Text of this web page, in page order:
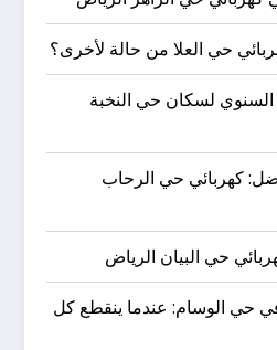
حي العلا من حالة لأخرى؟
السنوي لسكان حي النخبة
كهربائي حي الرحاب
حي البيان الرياض
في حي الوسام: عندما ينقطع كل